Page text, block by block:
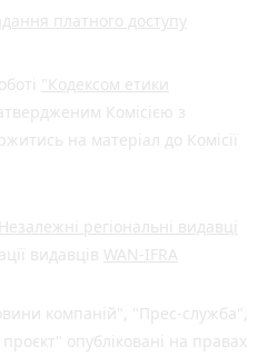
платного доступу
"Кодексом етики
Комісією з
на матеріал до Комісії
регіональні видавці
видавців WAN-IFRA
компаній", "Прес-служба",
опубліковані на правах